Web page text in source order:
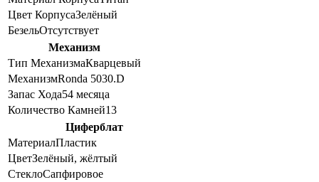
Цвет КорпусаЗелёный
БезельОтсутствует
Механизм
Тип МеханизмаКварцевый
МеханизмRonda 5030.D
Запас Хода54 месяца
Количество Камней13
Циферблат
МатериалПластик
ЦветЗелёный, жёлтый
СтеклоСапфировое